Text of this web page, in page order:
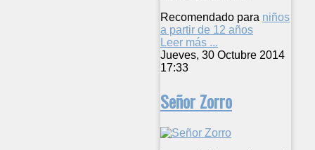
Recomendado para niños
a partir de 12 años
Leer más ...
Jueves, 30 Octubre 2014
17:33
Señor Zorro